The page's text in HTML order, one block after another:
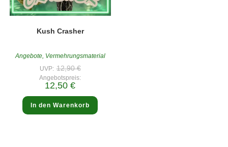
Kush Crasher
Angebote, Vermehrungsmaterial
UVP: 12,90€Ursprünglicher
Preis
war:
Angebotspreis:
12,50€Aktueller
Preis
ist:
12,50 €.
In den Warenkorb